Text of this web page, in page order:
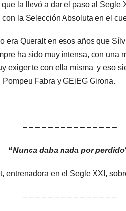
la llevó a dar el paso al Segle
la Selección Absoluta en el
era Queralt en esos años que
ha sido muy intensa, con una
exigente con ella misma, y eso
Fabra y GEiEG Girona.
– – – – – – – – – – – – – – –
❝Nunca daba nada por perdido
entrenadora en el Segle XXI,
– – – – – – – – – – – – – – –